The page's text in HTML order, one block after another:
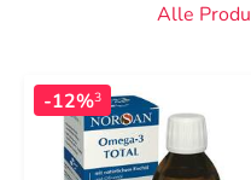
Alle
-12%3